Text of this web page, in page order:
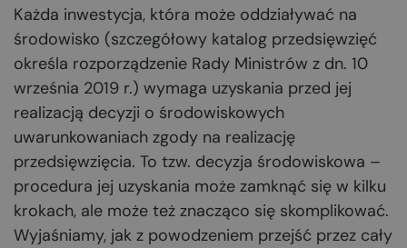
Każda inwestycja, która może oddziaływać na
środowisko (szczegółowy katalog przedsięwzięć
określa rozporządzenie Rady Ministrów z dn. 10
września 2019 r.) wymaga uzyskania przed jej
realizacją decyzji o środowiskowych
uwarunkowaniach zgody na realizację
przedsięwzięcia. To tzw. decyzja środowiskowa –
procedura jej uzyskania może zamknąć się w kilku
krokach, ale może też znacząco się skomplikować.
Wyjaśniamy, jak z powodzeniem przejść przez cały